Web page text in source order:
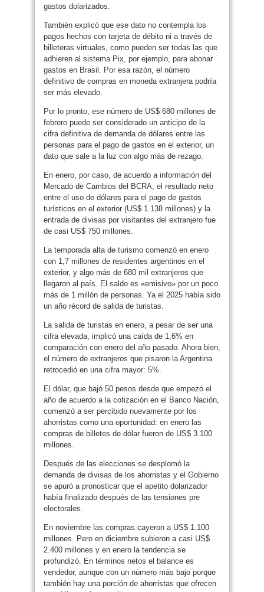
gastos dolarizados.
También explicó que ese dato no contempla los
pagos hechos con tarjeta de débito ni a través de
billeteras virtuales, como pueden ser todas las que
adhieren al sistema Pix, por ejemplo, para abonar
gastos en Brasil. Por esa razón, el número
definitivo de compras en moneda extranjera podría
ser más elevado.
Por lo pronto, ese número de US$ 680 millones de
febrero puede ser considerado un anticipo de la
cifra definitiva de demanda de dólares entre las
personas para el pago de gastos en el exterior, un
dato que sale a la luz con algo más de rezago.
En enero, por caso, de acuerdo a información del
Mercado de Cambios del BCRA, el resultado neto
entre el uso de dólares para el pago de gastos
turísticos en el exterior (US$ 1.138 millones) y la
entrada de divisas por visitantes del extranjero fue
de casi US$ 750 millones.
La temporada alta de turismo comenzó en enero
con 1,7 millones de residentes argentinos en el
exterior, y algo más de 680 mil extranjeros que
llegaron al país. El saldo es «emisivo» por un poco
más de 1 millón de personas. Ya el 2025 había sido
un año récord de salida de turistas.
La salida de turistas en enero, a pesar de ser una
cifra elevada, implicó una caída de 1,6% en
comparación con enero del año pasado. Ahora bien,
el número de extranjeros que pisaron la Argentina
retrocedió en una cifra mayor: 5%.
El dólar, que bajó 50 pesos desde que empezó el
año de acuerdo a la cotización en el Banco Nación,
comenzó a ser percibido nuevamente por los
ahorristas como una oportunidad: en enero las
compras de billetes de dólar fueron de US$ 3.100
millones.
Después de las elecciones se desplomó la
demanda de divisas de los ahorristas y el Gobierno
se apuró a pronosticar que el apetito dolarizador
había finalizado después de las tensiones pre
electorales.
En noviembre las compras cayeron a US$ 1.100
millones. Pero en diciembre subieron a casi US$
2.400 millones y en enero la tendencia se
profundizó. En términos netos el balance es
vendedor, aunque con un número más bajo porque
también hay una porción de ahorristas que ofrecen